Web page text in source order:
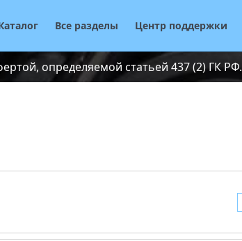
Все разделы Центр поддержки
определяемой статьей 437 (2) ГК РФ.